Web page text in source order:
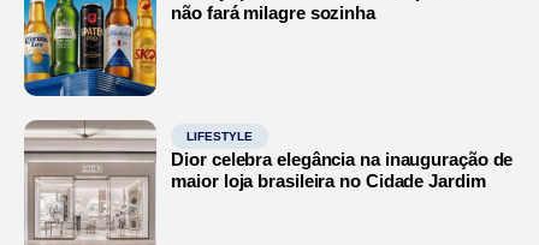
não fará milagre sozinha
LIFESTYLE
Dior celebra elegância na inauguração de
maior loja brasileira no Cidade Jardim